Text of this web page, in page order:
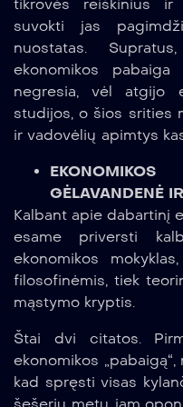
tikrovės reiškinius ir
suvokti jas
nuostatas.
ekonomikos
negresia, vėl atgijo
studijos, o šios srities
ir vadovėlių apimtys
GĖLAVANDENĖ
Kalbant apie dabartinį
esame priversti
ekonomikos
filosofinėmis, tiek
mąstymo kryptis.
Štai dvi citatos.
ekonomikos
kad spręsti visas